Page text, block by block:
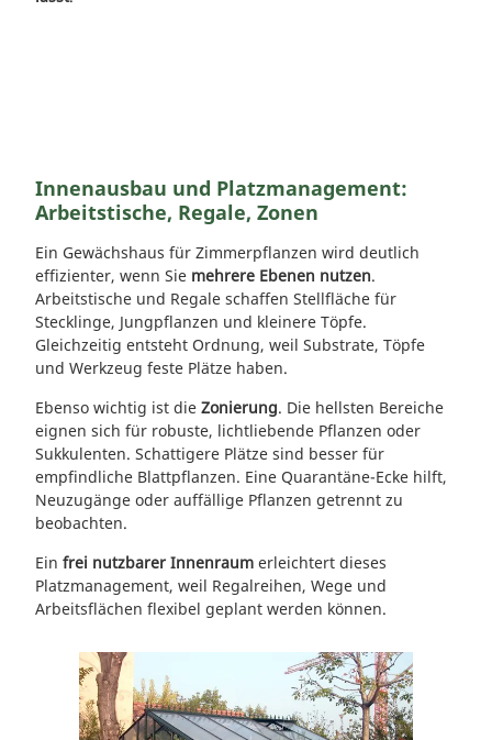
Innenausbau und Platzmanagement:
Arbeitstische, Regale, Zonen
Ein Gewächshaus für Zimmerpflanzen wird deutlich
effizienter, wenn Sie mehrere Ebenen nutzen.
Arbeitstische und Regale schaffen Stellfläche für
Stecklinge, Jungpflanzen und kleinere Töpfe.
Gleichzeitig entsteht Ordnung, weil Substrate, Töpfe
und Werkzeug feste Plätze haben.
Ebenso wichtig ist die Zonierung. Die hellsten Bereiche
eignen sich für robuste, lichtliebende Pflanzen oder
Sukkulenten. Schattigere Plätze sind besser für
empfindliche Blattpflanzen. Eine Quarantäne-Ecke hilft,
Neuzugänge oder auffällige Pflanzen getrennt zu
beobachten.
Ein frei nutzbarer Innenraum erleichtert dieses
Platzmanagement, weil Regalreihen, Wege und
Arbeitsflächen flexibel geplant werden können.